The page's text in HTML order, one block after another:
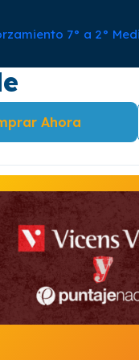
7° a 2°
de los
Ahora